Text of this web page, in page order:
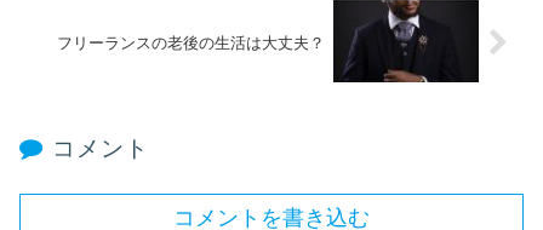
フリーランスの老後の生活は大丈夫？
コメント
コメントを書き込む